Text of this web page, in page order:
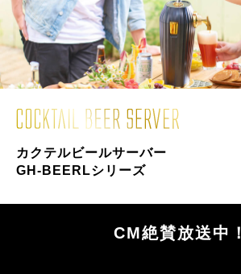
カクテルビールサーバー
GH-BEERLシリーズ
CM絶賛放送中！